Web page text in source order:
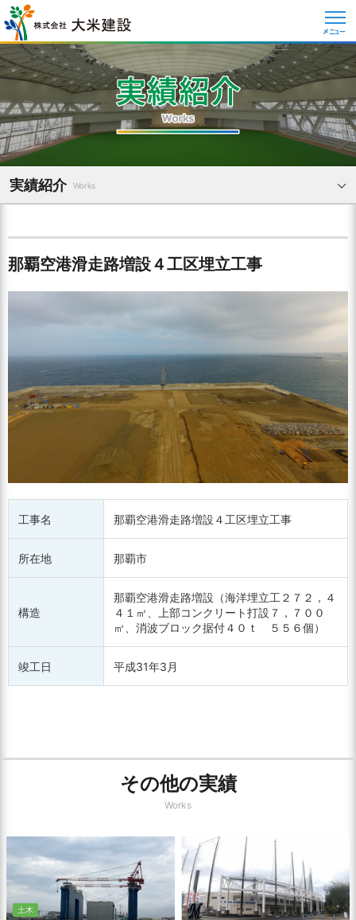
メニュー
実績紹介 Works
那覇空港滑走路増設４工区埋立工事
工事名 那覇空港滑走路増設４工区埋立工事
所在地 那覇市
構造
那覇空港滑走路増設（海洋埋立工２７２，４
４１㎥、上部コンクリート打設７，７００
㎥、消波ブロック据付４０ｔ ５５６個）
竣工日 平成31年3月
その他の実績
Works
土木